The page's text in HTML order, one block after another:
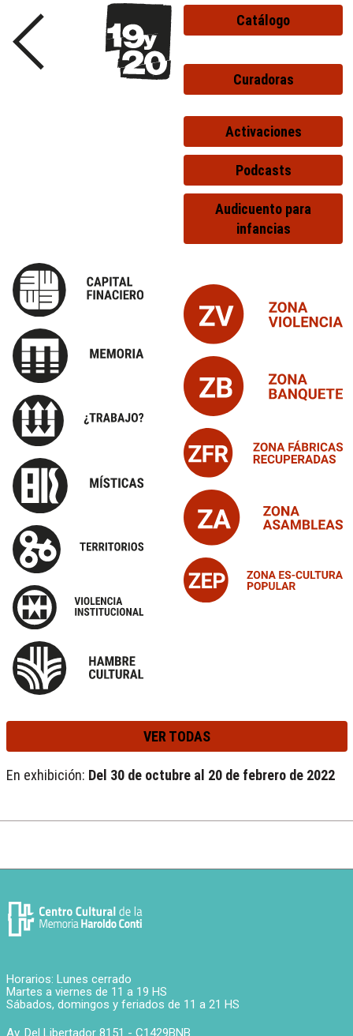
Catálogo
Curadoras
Activaciones
Podcasts
Audicuento para
infancias
VER TODAS
En exhibición: Del 30 de octubre al 20 de febrero de 2022
Horarios: Lunes cerrado
Martes a viernes de 11 a 19 HS
Sábados, domingos y feriados de 11 a 21 HS
Av. Del Libertador 8151 - C1429BNB